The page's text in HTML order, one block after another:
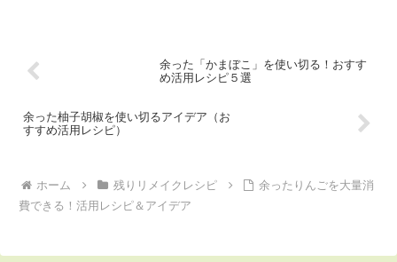
余った「かまぼこ」を使い切る！おすす
め活用レシピ５選
余った柚子胡椒を使い切るアイデア（お
すすめ活用レシピ）
ホーム 残りリメイクレシピ
余ったりんごを大量消
費できる！活用レシピ＆アイデア